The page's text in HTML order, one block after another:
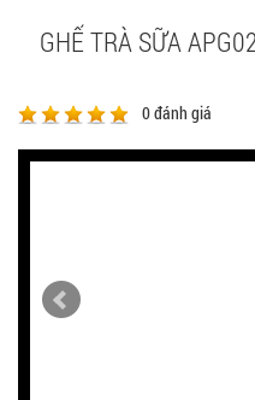
GHẾ TRÀ SỮA
0đánh giá